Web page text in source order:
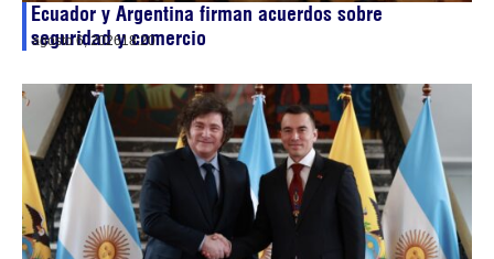
Ecuador y Argentina firman acuerdos sobre
seguridad y comercio
agosto 6, 202618:20